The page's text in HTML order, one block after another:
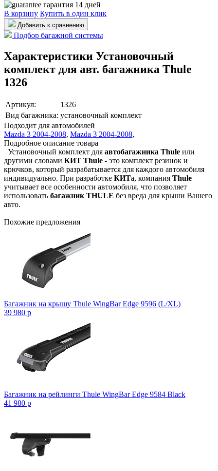
гарантия 14 дней
В корзину Купить в один клик
Добавить к сравнению
Подбор багажной системы
Характеристики Установочный
комплект для авт. багажника Thule
1326
Артикул:
1326
Вид багажника: установочный комплект
Подходит для автомобилей
Mazda 3 2004-2008, Mazda 3 2004-2008,
Подробное описание товара
Установочный комплект для автобагажника Thule или
другими словами КИТ Thule - это комплект резинок и
крючков, который разрабатывается для каждого автомобиля
индивидуально. При разработке КИТа, компания Thule
учитывает все особенности автомобиля, что позволяет
использовать багажник THULE без вреда для крыши Вашего
авто.
Похожие предложения
Багажник на крышу Thule WingBar Edge 9596 (L/XL)
39 980 p
Багажник на рейлинги Thule WingBar Edge 9584 Black
41 980 p